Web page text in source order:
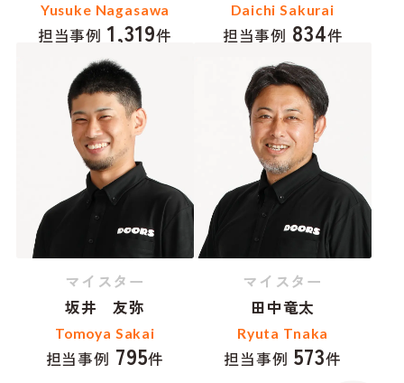
Yusuke Nagasawa
担当事例 1,319件
Daichi Sakurai
担当事例 834件
マイスター
坂井 友弥
Tomoya Sakai
担当事例 795件
マイスター
田中竜太
Ryuta Tnaka
担当事例 573件